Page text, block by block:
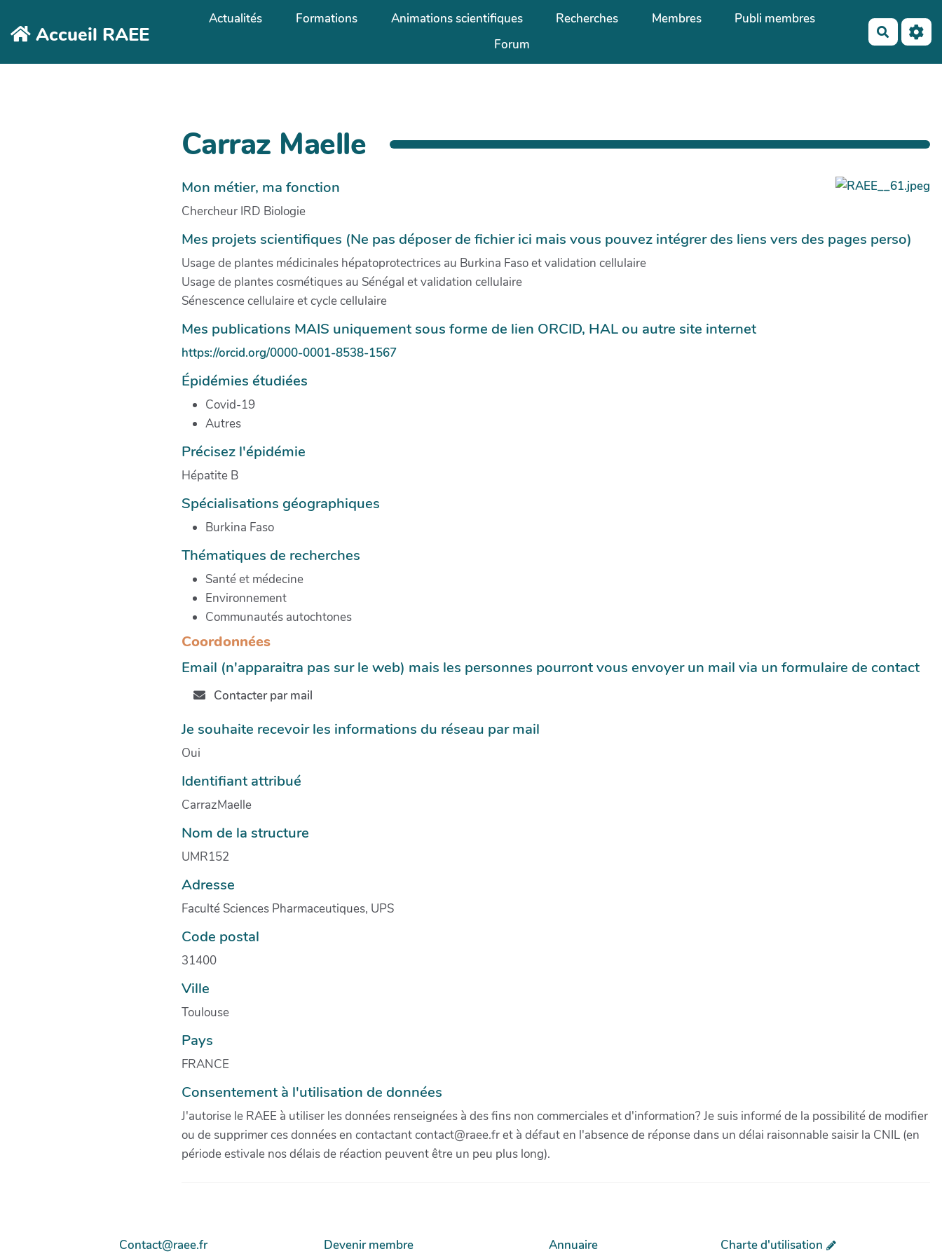
Accueil RAEE
Actualités Formations Animations scientifiques Recherches Membres
Publi membres
Forum
Carraz Maelle
Mon métier, ma fonction
Chercheur IRD Biologie
Mes projets scientifiques (Ne pas déposer de fichier ici mais vous pouvez intégrer des liens vers des pages perso)
Usage de plantes médicinales hépatoprotectrices au Burkina Faso et validation cellulaire
Usage de plantes cosmétiques au Sénégal et validation cellulaire
Sénescence cellulaire et cycle cellulaire
Mes publications MAIS uniquement sous forme de lien ORCID, HAL ou autre site internet
https://orcid.org/0000-0001-8538-1567
Épidémies étudiées
Covid-19
Autres
Précisez l'épidémie
Hépatite B
Spécialisations géographiques
Burkina Faso
Thématiques de recherches
Santé et médecine
Environnement
Communautés autochtones
Coordonnées
Email (n'apparaitra pas sur le web) mais les personnes pourront vous envoyer un mail via un formulaire de contact
Contacter par mail
Je souhaite recevoir les informations du réseau par mail
Oui
Identifiant attribué
CarrazMaelle
Nom de la structure
UMR152
Adresse
Faculté Sciences Pharmaceutiques, UPS
Code postal
31400
Ville
Toulouse
Pays
FRANCE
Consentement à l'utilisation de données
J'autorise le RAEE à utiliser les données renseignées à des fins non commerciales et d'information? Je suis informé de la possibilité de modifier
ou de supprimer ces données en contactant contact@raee.fr et à défaut en l'absence de réponse dans un délai raisonnable saisir la CNIL (en
période estivale nos délais de réaction peuvent être un peu plus long).
Contact@raee.fr Devenir membre Annuaire Charte d'utilisation